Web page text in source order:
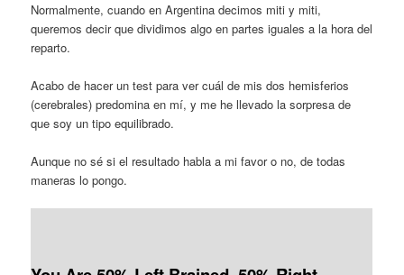
Normalmente, cuando en Argentina decimos miti y miti,
queremos decir que dividimos algo en partes iguales a la hora del
reparto.
Acabo de hacer un test para ver cuál de mis dos hemisferios
(cerebrales) predomina en mí, y me he llevado la sorpresa de
que soy un tipo equilibrado.
Aunque no sé si el resultado habla a mi favor o no, de todas
maneras lo pongo.